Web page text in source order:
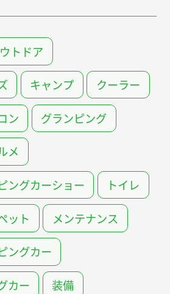
トドア
キャンプ クーラー
ン グランピング
メ
ングカーショー トイレ
ット メンテナンス
ングカー
カー 装備